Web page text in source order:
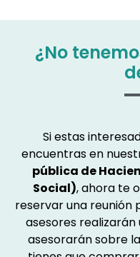
¿No
Si estas
encuentras en
pública de
Social), ahora te
reservar una reunión
asesores
asesorarán sobre